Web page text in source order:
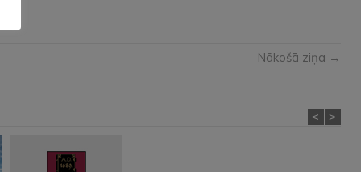
Nākošā ziņa →
< >